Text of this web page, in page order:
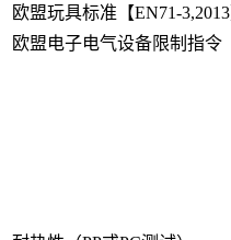
欧盟玩具标准【EN71-3,2013
欧盟电子电气设备限制指令